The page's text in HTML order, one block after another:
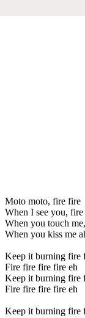
Moto moto, fire fire
When I see you,
When you touch
When you kiss me
Keep it burning fire
Fire fire fire fire eh
Keep it burning fire
Fire fire fire fire eh
Keep it burning fire